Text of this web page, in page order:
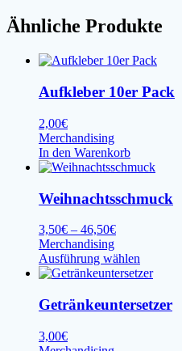
Ähnliche Produkte
Aufkleber 10er Pack
2,00€
Merchandising
In den Warenkorb
Weihnachtsschmuck
3,50€ – 46,50€Preisspanne:
bis
46,50€
Merchandising
Ausführung wählen
Produkt
mehrere
Varianten
Getränkeuntersetzer
3,00€